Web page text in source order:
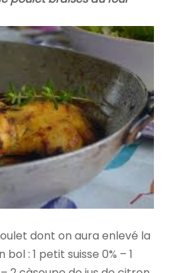
dont on aura enlevé la
: 1 petit suisse 0% – 1